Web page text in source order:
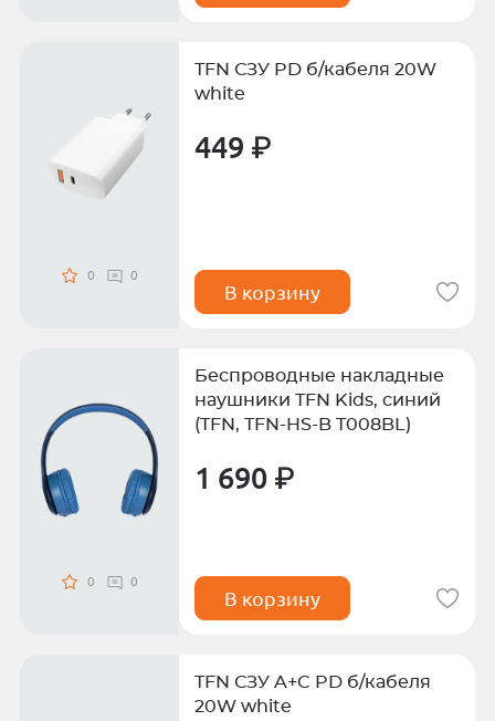
0 0
TFN СЗУ PD б/кабеля 20W
white
449 ₽
В корзину
0 0
Беспроводные накладные
наушники TFN Kids, синий
(TFN, TFN-HS-B T008BL)
1 690 ₽
В корзину
TFN СЗУ A+C PD б/кабеля
20W white